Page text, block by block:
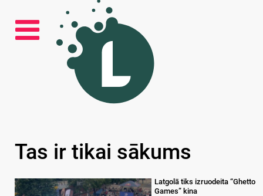
Tas ir tikai sākums
Latgolā tiks izruodeita “Ghetto
Games” kina